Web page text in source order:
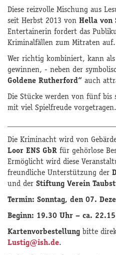
Diese reizvolle Mischung aus
seit Herbst 2013 von Hella von
Entertainerin fordert das
Kriminalfällen zum Mitraten auf.
Wer richtig kombiniert, kann
gewinnen, - neben der
Goldene Rutherford“ auch
Die Stücke werden von fünf bis
mit viel Spielfreude vorgetragen.
Die Kriminacht wird von
Loor ENS GbR für gehörlose
Ermöglicht wird diese
freundliche Unterstützung der
und der Stiftung Verein
Termin: Sonntag, den 07.
Beginn: 19.30 Uhr – ca.
Kartenvorbestellung bitte
Lustig@ish.de.